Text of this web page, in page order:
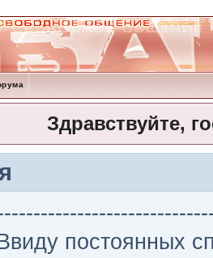
Здравствуйте,
постоянных